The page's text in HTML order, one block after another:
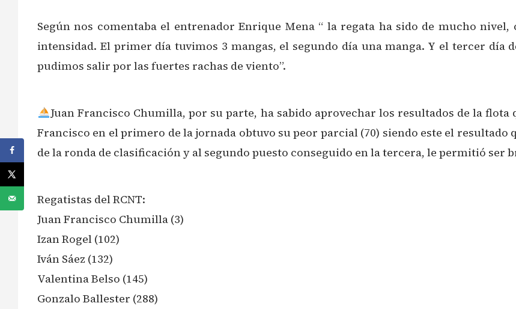
️Según nos comentaba el entrenador Enrique Mena “ la regata ha sido de mucho
intensidad. El primer día tuvimos 3 mangas, el segundo día una manga. Y el tercer día
pudimos salir por las fuertes rachas de viento”.
Juan Francisco Chumilla, por su parte, ha sabido aprovechar los resultados de la
Francisco en el primero de la jornada obtuvo su peor parcial (70) siendo este el resultado
de la ronda de clasificación y al segundo puesto conseguido en la tercera, le permitió ser
Regatistas del RCNT:
Juan Francisco Chumilla (3)
Izan Rogel (102)
Iván Sáez (132)
Valentina Belso (145)
Gonzalo Ballester (288)